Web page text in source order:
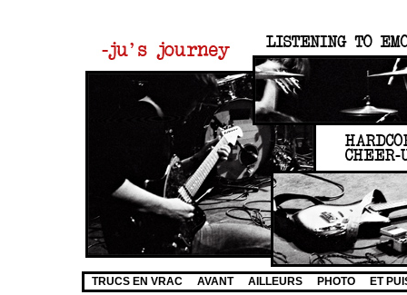
TRUCS EN VRAC AVANT AILLEURS PHOTO ET